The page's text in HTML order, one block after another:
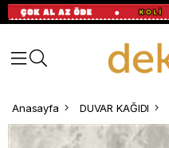
Anasayfa DUVAR KAĞIDI